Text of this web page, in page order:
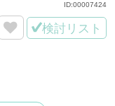
検討リスト
ID:00007424